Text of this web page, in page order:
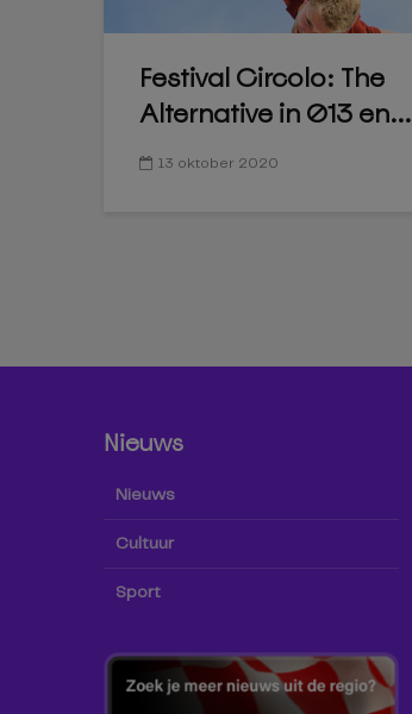
Festival Circolo: The
Alternative in 013 en...
13 oktober 2020
Nieuws
Nieuws
Cultuur
Sport